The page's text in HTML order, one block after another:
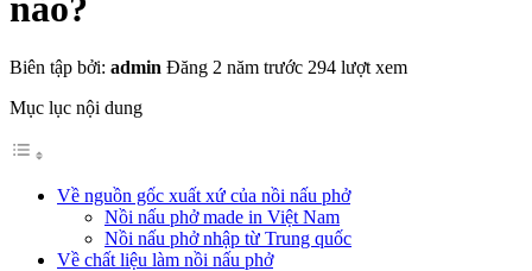
nào?
Biên tập bởi: admin Đăng 2 năm trước 294 lượt xem
Mục lục nội dung
Về nguồn gốc xuất xứ của nồi nấu phở
Nồi nấu phở made in Việt Nam
Nồi nấu phở nhập từ Trung quốc
Về chất liệu làm nồi nấu phở